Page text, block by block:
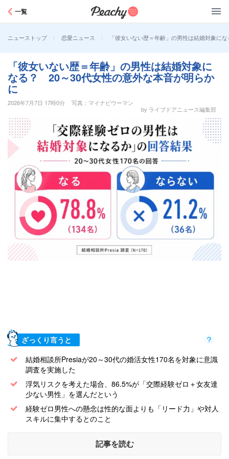
一覧
ニューストップ > 恋愛ニュース > 「彼女いない歴＝年齢」の男性は結婚対象
「彼女いない歴＝年齢」の男性は結婚対象に
なる？ 20～30代女性の意外な本音が明らか
に
2026年7月7日 17時0分
写真：マイナビウーマン
by ライブドアニュース編集部
ざっくり言うと
結婚相談所Presiaが20～30代の婚活女性170名を対象に意識
調査を実施した
浮気リスクを考えた場合、86.5%が「交際経験ゼロ＋女友達
少ない男性」を選んだという
経験ゼロ男性への懸念は性的な面よりも「リード力」や対人
スキルに集中するとのこと
記事を読む